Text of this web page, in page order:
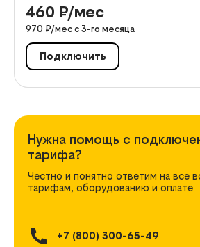
460 ₽/мес
970 ₽/мес с 3-го месяца
Подключить
Нужна помощь с
тарифа?
Честно и понятно ответим на все
тарифам, оборудованию и оплате
+7 (800) 300-65-49